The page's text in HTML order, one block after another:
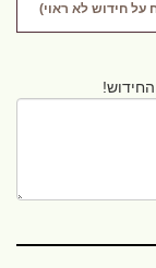
חידוש לא ראוי)